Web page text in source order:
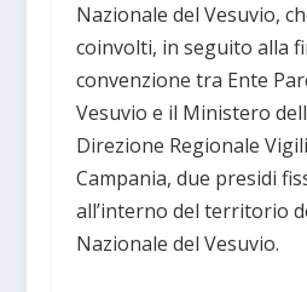
Nazionale del Vesuvio,
coinvolti, in seguito alla
convenzione tra Ente
Vesuvio e il Ministero
Direzione Regionale
Campania, due presidi
all’interno del territorio
Nazionale del Vesuvio.